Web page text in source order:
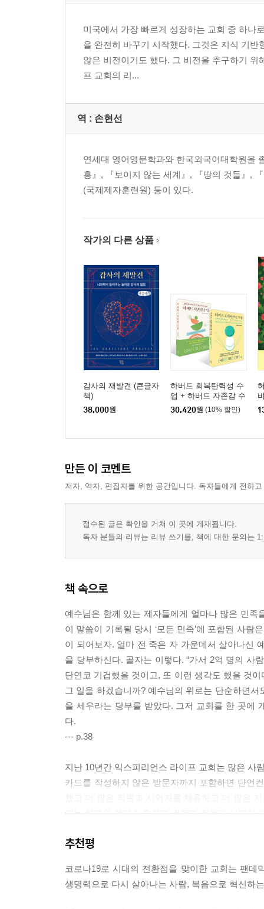
15장 소모임 시작하기 133
16장 비전 제시하기 138
17장 신자 훈련하기 145
18장 지속적 코칭 150
21장 마이크로소프트에서 사역으로 173
23장 단순함에서 복잡함으로 184
24장 정체성 위기 191
25장 헌금 감소 199
29장 가난한 자 227
30장 외국인 244
31장 죄수 264
32장 병든 자 273
33장 텐트메이킹 280
34장 주일 계획 287
35장 타이 297
36장 쉐인 303
37장 DMM 총력 주간 311
38장 어떻게 시작할까(교회 사역자 편) 319
39장 어떻게 시작할까(교인 편) 329
40장 ‘정말로’ 여기서 이 일이 일어날 수 있을까?
토론용 질문 350
부록 2 : 창조에서 그리스도까지 성구 373
미국에서 가장 빠르게 성장하는 교회 중 하나
을 완전히 바꾸기 시작했다. 그것은 지식 기
않은 비전이기도 했다. 그 비전을 추구하기
프 교회의 리...
역 : 손현선
연세대 영어영문학과와 한국외국어대학원을
흥』, 『보이지 않는 세계』, 『땅의 것들』,
(국제제자훈련원) 등이 있다.
작가의 다른 상품
감사의 재발견 (큰글자
책)
38,000원
하버드 회복탄력성 수
업 + 하버드 자존감 수
업 세트
30,420원 (10% 할인)
만든 이 코멘트
저자, 역자, 편집자를 위한 공간입니다. 독자들에게 전하
접수된 글은 확인을 거쳐 이 곳에 게재됩니다.
독자 분들의 리뷰는 리뷰 쓰기를, 책에 대한 문의는
책 속으로
예수님은 함께 있는 제자들에게 얼마나 많은 민족
이 말씀이 기록될 당시 ‘모든 민족’에 포함된 사
이 되어보자. 얼마 전 죽은 자 가운데서 살아나신
을 당부하신다. 골자는 이렇다. “가서 2억 명의 사
단연코 기겁했을 것이고, 또 이런 생각도 했을 것
그 일을 하겠습니까? 예수님의 위로는 단순하면
을 세우라는 당부를 받았다. 그저 교회를 한 곳에
다.
--- p.38
지난 10년간 익스피리언스 라이프 교회는 많은 사
카드를 작성하지 않은 방문자까지 포함하면 단언
리는 현재의 캠퍼스 숫자와 건물과 직원과 사역자
화로 대략 15억원)다.1 그렇다, 평균적으로 미국
--- p.48
추천평
코로나19로 시대의 전환점을 맞이한 교회는 팬데
생명력으로 다시 살아나는 사람, 복음으로 혁신하